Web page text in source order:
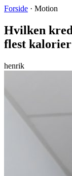
Forside · Motion
Hvilken
flest kalorier
henrik